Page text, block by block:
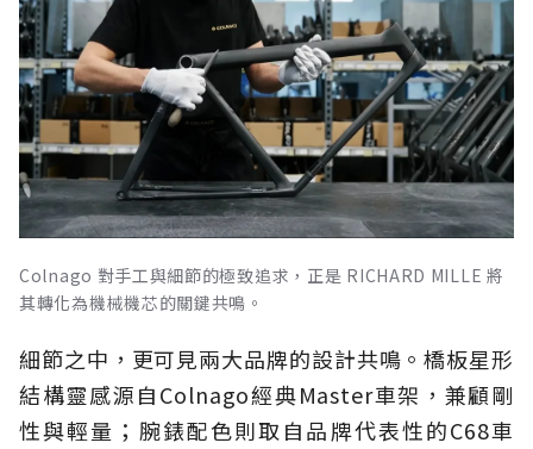
Colnago 對手工與細節的極致追求，正是 RICHARD MILLE 將
其轉化為機械機芯的關鍵共鳴。
細節之中，更可見兩大品牌的設計共鳴。橋板星形
結構靈感源自Colnago經典Master車架，兼顧剛
性與輕量；腕錶配色則取自品牌代表性的C68車